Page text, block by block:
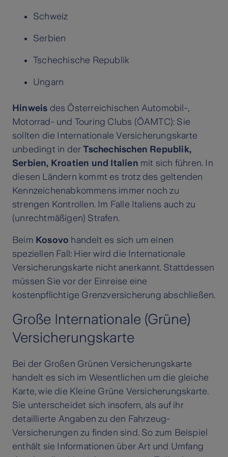
Schweiz
Serbien
Tschechische Republik
Ungarn
Hinweis des Österreichischen Automobil-,
Motorrad- und Touring Clubs (ÖAMTC): Sie
sollten die Internationale Versicherungskarte
unbedingt in derTschechischen Republik,
Serbien, Kroatien und Italien mit sich führen. In
diesen Ländern kommt es trotz des geltenden
Kennzeichenabkommens immer noch zu
strengen Kontrollen. Im Falle Italiens auch zu
(unrechtmäßigen) Strafen.
Beim Kosovo handelt es sich um einen
speziellen Fall: Hier wird die Internationale
Versicherungskarte nicht anerkannt. Stattdessen
müssen Sie vor der Einreise eine
kostenpflichtige Grenzversicherung abschließen.
Große Internationale (Grüne)
Versicherungskarte
Bei der Großen Grünen Versicherungskarte
handelt es sich im Wesentlichen um die gleiche
Karte, wie die Kleine Grüne Versicherungskarte.
Sie unterscheidet sich insofern, als auf ihr
detaillierte Angaben zu den Fahrzeug-
Versicherungen zu finden sind. So zum Beispiel
enthält sie Informationen über Art und Umfang